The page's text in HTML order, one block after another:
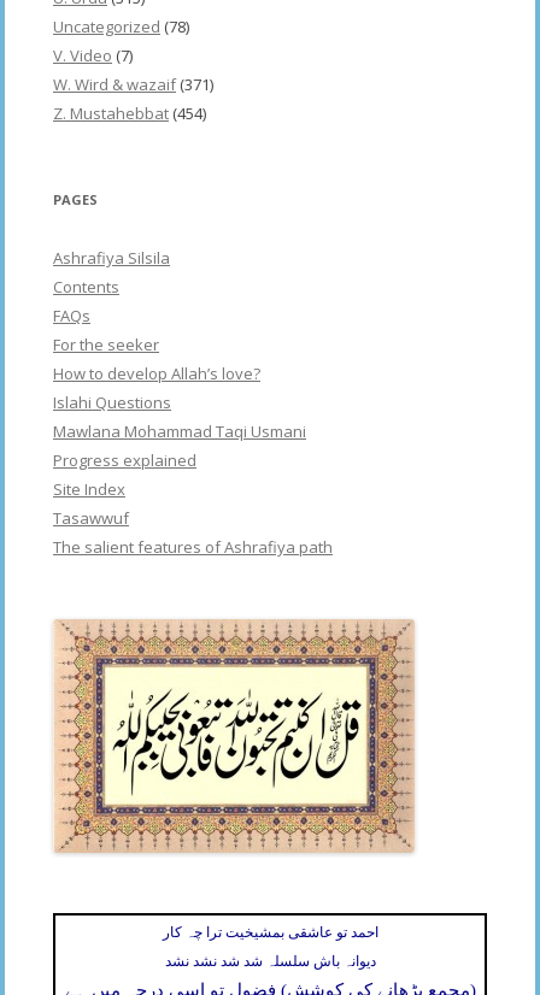
Uncategorized (78)
V. Video (7)
W. Wird & wazaif(371)
Z. Mustahebbat (454)
PAGES
Ashrafiya Silsila
Contents
FAQs
For the seeker
How to develop Allah’s love?
Islahi Questions
Mawlana Mohammad Taqi Usmani
Progress explained
Site Index
Tasawwuf
The salient features of Ashrafiya path
احمد تو عاشقی بمشیخیت ترا چہ کار
دیوانہ باش سلسلہ شد شد نشد نشد
(مجمع بڑھانے کی کوشش) فضول تو اسی درجہ میں ہے